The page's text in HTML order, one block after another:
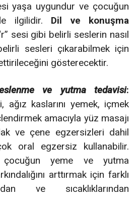
yaşa uygundur ve çocuğun
ilgilidir. Dil ve konuşma
sesi gibi belirli seslerin nasıl
belirli sesleri çıkarabilmek için
gösterecektir.
ve yutma tedavisi:
ağız kaslarını yemek, içmek
amacıyla yüz masajı
ve çene egzersizleri dahil
oral egzersiz kullanabilir.
çocuğun yeme ve yutma
arttırmak için farklı
ve sıcaklıklarından